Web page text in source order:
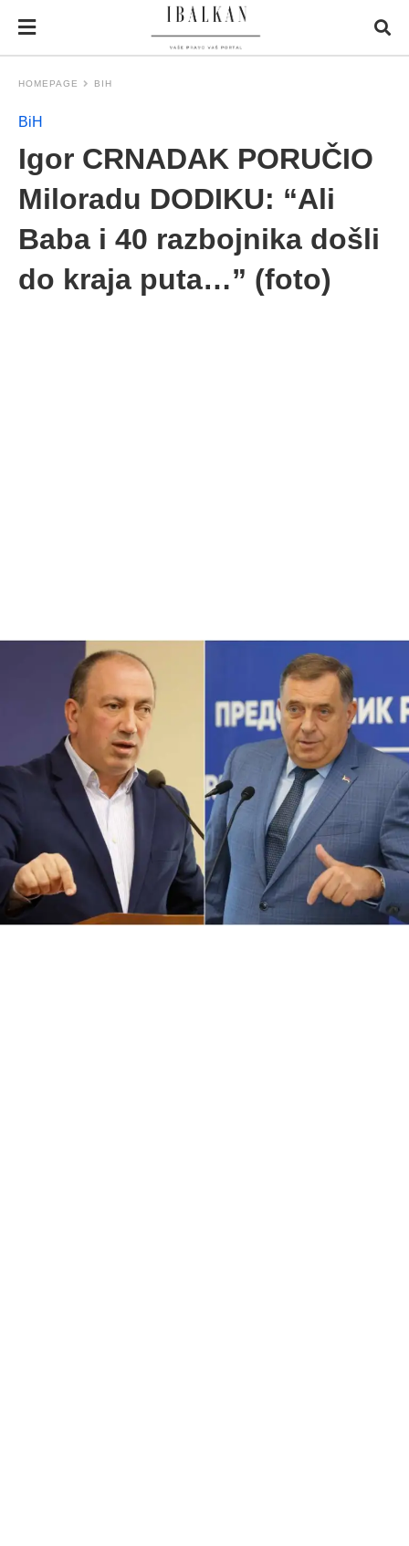
HOMEPAGE BIH
BiH
Igor CRNADAK PORUČIO
Miloradu DODIKU: “Ali
Baba i 40 razbojnika došli
do kraja puta…” (foto)